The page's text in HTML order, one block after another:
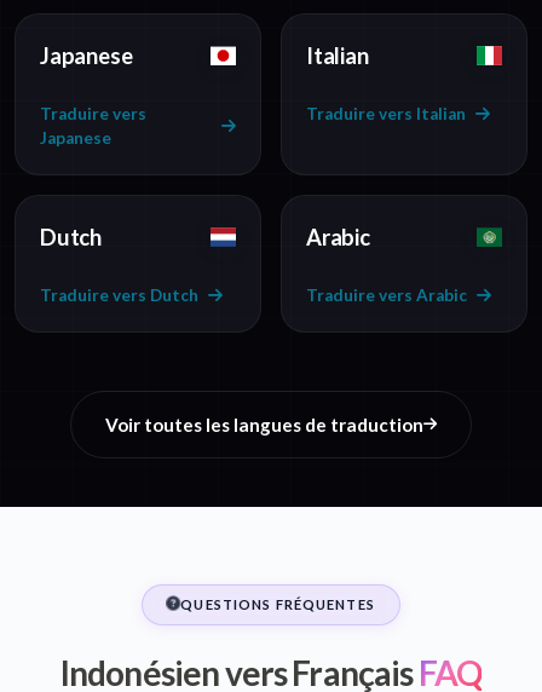
Japanese
Traduire vers
Japanese
Italian
Traduire vers Italian
Dutch
Traduire vers Dutch
Arabic
Traduire vers Arabic
Voir toutes les langues de traduction
QUESTIONS FRÉQUENTES
Indonésien vers FrançaisFAQ